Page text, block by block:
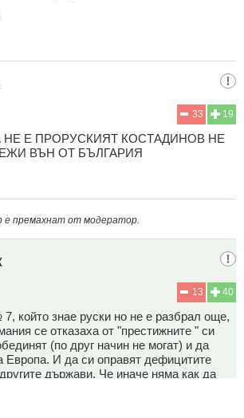
19
33
НЕ Е ПРОРУСКИЯТ КОСТАДИНОВ НЕ
ВЪН ОТ БЪЛГАРИЯ
е премахнат от модератор.
40
13
който знае руски но не е разбрал още,
се отказаха от "престижните " си
(по друг начин не могат) и да
Европа. И да си оправят дефицитите
държави. Че иначе няма как да